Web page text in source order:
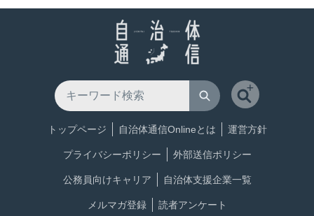
トップページ 自治体通信Onlineとは 運営方針
プライバシーポリシー 外部送信ポリシー
公務員向けキャリア 自治体支援企業一覧
メルマガ登録 読者アンケート